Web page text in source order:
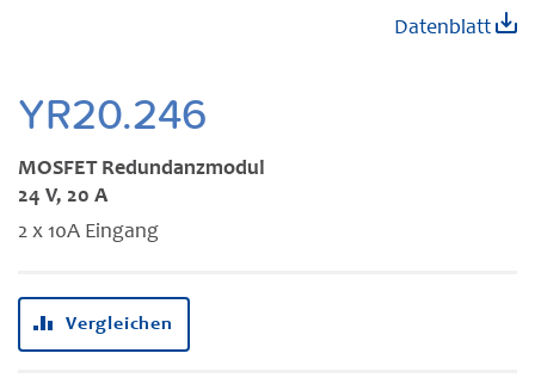
YR20.246
MOSFET Redundanzmodul
24 V, 20 A
2 x 10A Eingang
Datenblatt
Vergleichen
Bildgalerie
springen